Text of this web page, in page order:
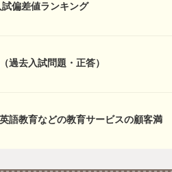
偏差値ランキング
過去入試問題・正答）
語教育などの教育サービスの顧客満